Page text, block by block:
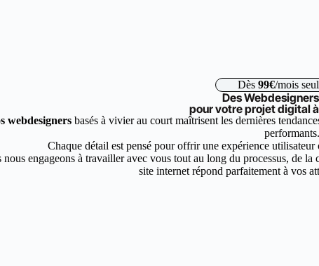
Dès 99€/mois
Des
pour votre projet digital
webdesigners basés à vivier au court maîtrisent les dernières
performants.
Chaque détail est pensé pour offrir une expérience
nous engageons à travailler avec vous tout au long du processus, de
site internet répond parfaitement à vos